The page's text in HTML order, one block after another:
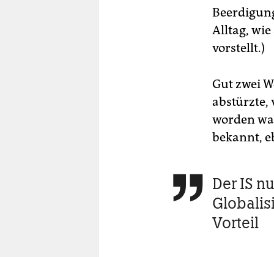
Alltag,
vorstellt.)
Gut zwei
abstürzte,
worden
bekannt,
 Der IS
Vorteil